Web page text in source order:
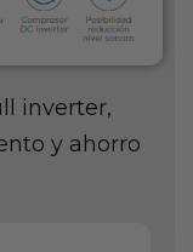
inverter,
y ahorro